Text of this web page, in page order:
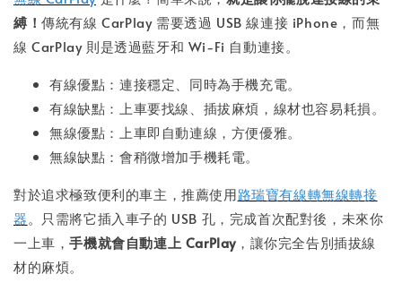
縛！傳統有線 CarPlay 需要透過 USB 線連接 iPhone，而無
線 CarPlay 則是透過藍牙和 Wi-Fi 自動連接。
有線優點：連接穩定、同時為手機充電。
有線缺點：上車要找線、插拔麻煩，線材也容易耗損。
無線優點：上車即自動連線，方便優雅。
無線缺點：會稍微增加手機耗電。
對於追求極致便利的車主，推薦使用路瑞寶有線轉無線轉接
器。只需將它插入車子的 USB 孔，完成首次配對後，未來你
一上車，手機就會自動連上 CarPlay ，讓你完全告別插拔線
材的麻煩。